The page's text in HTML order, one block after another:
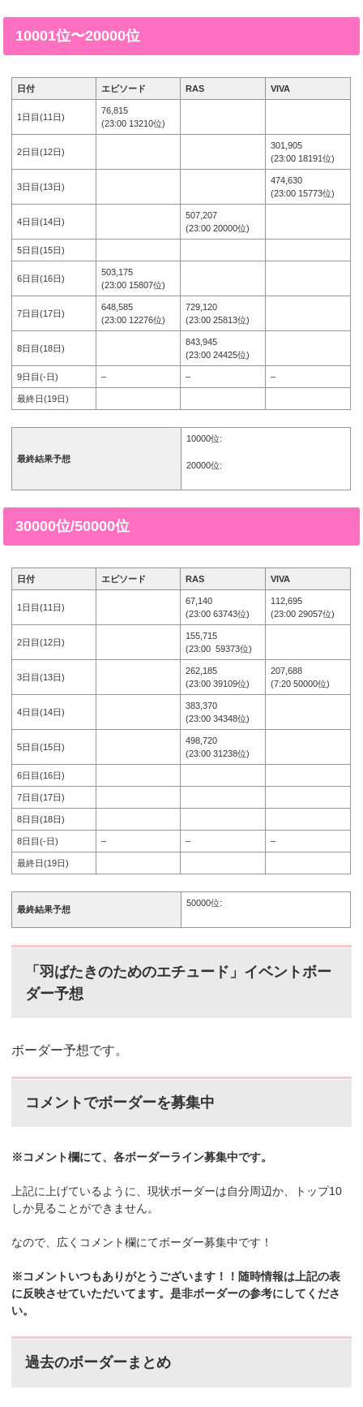
10001位〜20000位
日付 エピソード RAS VIVA
1日目(11日)
76,815
(23:00 13210位)
2日目(12日)
301,905
(23:00 18191位)
3日目(13日)
474,630
(23:00 15773位)
4日目(14日)
507,207
(23:00 20000位)
5日目(15日)
6日目(16日)
503,175
(23:00 15807位)
7日目(17日)
648,585
(23:00 12276位)
729,120
(23:00 25813位)
8日目(18日)
843,945
(23:00 24425位)
9日目(-日) – – –
最終日(19日)
最終結果予想
10000位:
20000位:
30000位/50000位
日付 エピソード RAS VIVA
1日目(11日)
67,140
(23:00 63743位)
112,695
(23:00 29057位)
2日目(12日)
155,715
(23:00 59373位)
3日目(13日)
262,185
(23:00 39109位)
207,688
(7:20 50000位)
4日目(14日)
383,370
(23:00 34348位)
5日目(15日)
498,720
(23:00 31238位)
6日目(16日)
7日目(17日)
8日目(18日)
8日目(-日) – – –
最終日(19日)
最終結果予想
50000位:
「羽ばたきのためのエチュード」イベントボー
ダー予想
ボーダー予想です。
コメントでボーダーを募集中
※コメント欄にて、各ボーダーライン募集中です。
上記に上げているように、現状ボーダーは自分周辺か、トップ10
しか見ることができません。
なので、広くコメント欄にてボーダー募集中です！
※コメントいつもありがとうございます！！随時情報は上記の表
に反映させていただいてます。是非ボーダーの参考にしてくださ
い。
過去のボーダーまとめ